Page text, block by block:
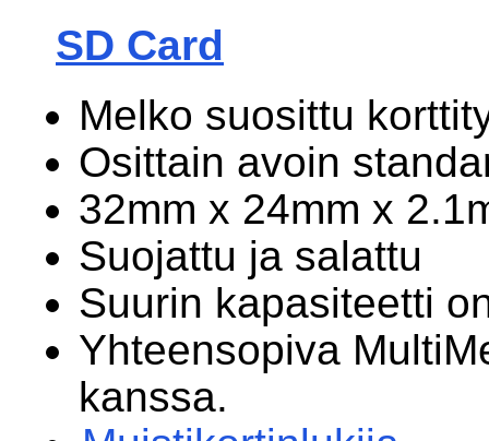
SD Card
Melko suosittu
Osittain avoin
32mm x 24mm x
Suojattu ja salattu
Suurin kapasiteetti
Yhteensopiva
kanssa.